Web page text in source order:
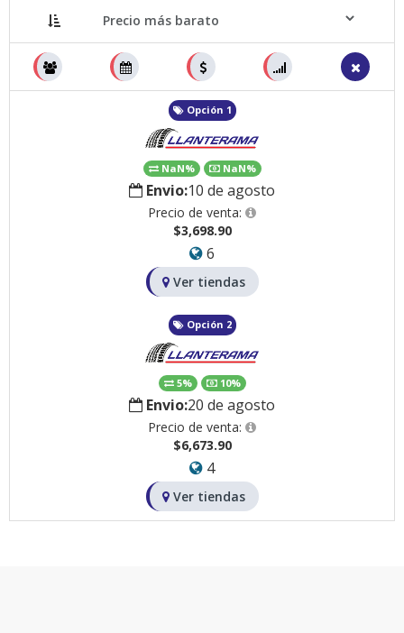
Opción 1
NaN% NaN%
Envio:10 de agosto
Precio de venta:
$3,698.90
6
Ver tiendas
Opción 2
5% 10%
Envio:20 de agosto
Precio de venta:
$6,673.90
4
Ver tiendas